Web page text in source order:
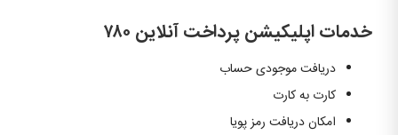
خدمات اپلیکیشن پرداخت آنلاین ۷۸۰
دریافت موجودی حساب
کارت به کارت
امکان دریافت رمز پویا